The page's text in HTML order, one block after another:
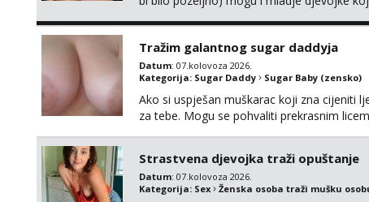
Tražim galantnog sugar daddyja
Datum: 07.kolovoza 2026.
Kategorija: Sugar Daddy Sugar Baby (zensko)
Ako si uspješan muškarac koji zna cijeniti
za tebe. Mogu se pohvaliti prekrasnim
Strastvena djevojka traži opuštanje
Datum: 07.kolovoza 2026.
Kategorija: Sex Ženska osoba traži mušku